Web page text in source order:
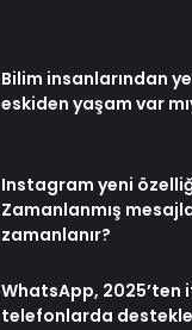
Bilim insanlarından
eskiden yaşam var
Instagram yeni
Zamanlanmış
zamanlanır?
WhatsApp, 2025’ten
telefonlarda